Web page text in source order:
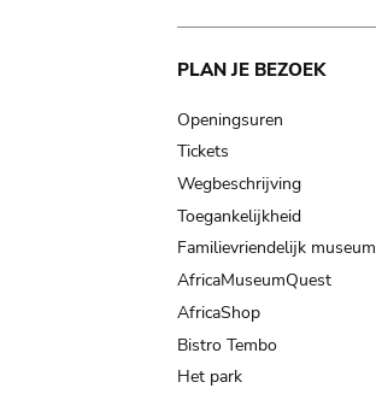
Main
navigation
PLAN JE BEZOEK
Openingsuren
Tickets
Wegbeschrijving
Toegankelijkheid
Familievriendelijk museum
AfricaMuseumQuest
AfricaShop
Bistro Tembo
Het park